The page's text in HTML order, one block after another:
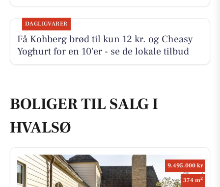
DAGLIGVARER
Få Kohberg brød til kun 12 kr. og Cheasy
Yoghurt for en 10'er - se de lokale tilbud
BOLIGER TIL SALG I
HVALSØ
9.495.000 kr
374 m2